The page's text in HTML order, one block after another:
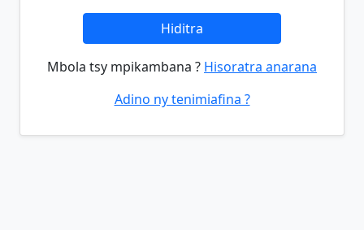
Hiditra
Mbola tsy mpikambana ? Hisoratra anarana
Adino ny tenimiafina ?